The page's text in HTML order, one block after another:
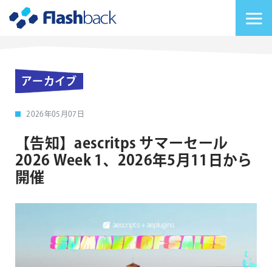
アーカイブ
2026年05月07日
【告知】aescritps サマーセール
2026 Week 1、2026年5月11日から
開催